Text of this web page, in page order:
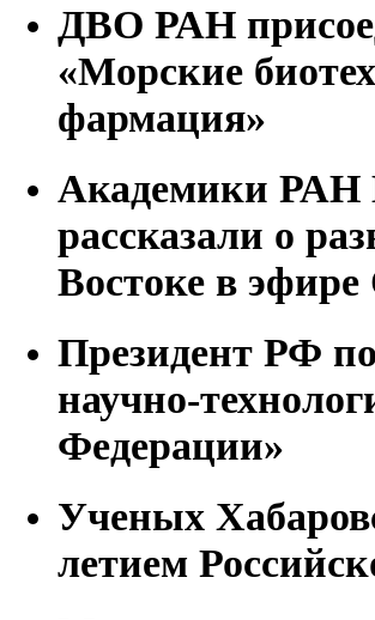
ДВО РАН
«Морские
фармация»
Академики
рассказали о
Востоке в
Президент РФ
научно-
Федерации»
Ученых
летием